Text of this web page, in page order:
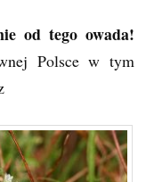
od tego owada!
Polsce w tym